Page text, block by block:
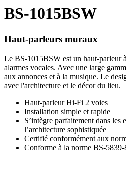
BS-1015BSW
Haut-parleurs muraux
Le BS-1015BSW est un haut-parleur
alarmes vocales. Avec une large
aux annonces et à la musique. Le
avec l'architecture et le décor du lieu.
Haut-parleur Hi-Fi 2 voies
Installation simple et rapide
S’intègre parfaitement dans les
l’architecture sophistiquée
Certifié conformément aux
Conforme à la norme BS-5839-